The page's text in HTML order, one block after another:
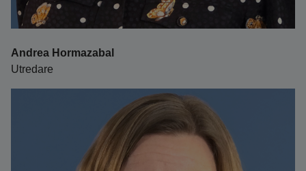
Andrea Hormazabal
Utredare